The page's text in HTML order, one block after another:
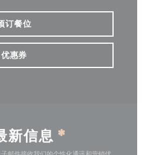
订餐位
优惠券
新信息 *